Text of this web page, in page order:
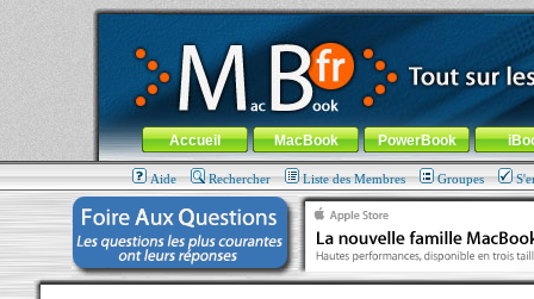
MacBook-fr.com : 100% Apple... 100% nomade !
Aller au contenu-Aller au menu général-Aller au menu de
Menu général
Accueil MacBook PowerBook
Aide Rechercher Liste des Membres Groupes